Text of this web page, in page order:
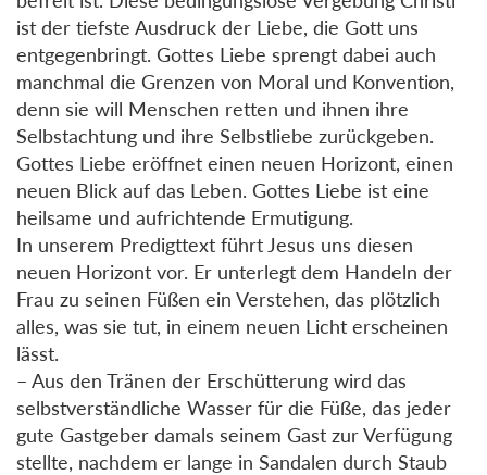
ist der tiefste Ausdruck der Liebe, die Gott uns
entgegenbringt. Gottes Liebe sprengt dabei auch
manchmal die Grenzen von Moral und Konvention,
denn sie will Menschen retten und ihnen ihre
Selbstachtung und ihre Selbstliebe zurückgeben.
Gottes Liebe eröffnet einen neuen Horizont, einen
neuen Blick auf das Leben. Gottes Liebe ist eine
heilsame und aufrichtende Ermutigung.
In unserem Predigttext führt Jesus uns diesen
neuen Horizont vor. Er unterlegt dem Handeln der
Frau zu seinen Füßen ein Verstehen, das plötzlich
alles, was sie tut, in einem neuen Licht erscheinen
lässt.
– Aus den Tränen der Erschütterung wird das
selbstverständliche Wasser für die Füße, das jeder
gute Gastgeber damals seinem Gast zur Verfügung
stellte, nachdem er lange in Sandalen durch Staub